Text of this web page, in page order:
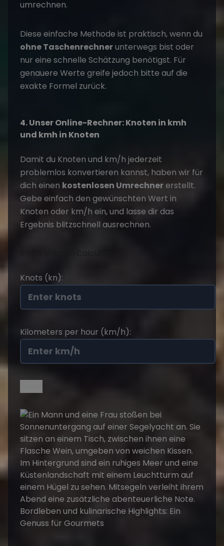
umrechnen.
Diese einfache Methode ist praktisch, wenn du
ohne Taschenrechnerunterwegs bist oder
nur eine schnelle Schätzung benötigst. Für
genauere Werte greife jedoch bitte auf die
exakte Formel zurück.
4. Unser Online-Rechner: Knoten in kmh
und kmh in Knoten
Damit du Knoten und km/h jederzeit
problemlos konvertieren kannst, haben wir für
dich einen kostenlosen Umrechnererstellt.
Gebe einfach den gewünschten Wert in
Knoten oder km/h ein, und lasse dir das
Ergebnis blitzschnell ausrechnen.
Knots (kn):
Kilometers per hour (km/h):